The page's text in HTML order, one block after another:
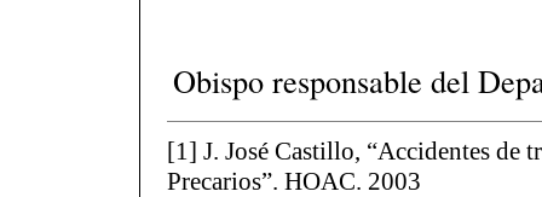
Obispo responsable del
[1] J. José Castillo, “Accidentes de
Precarios”. HOAC. 2003